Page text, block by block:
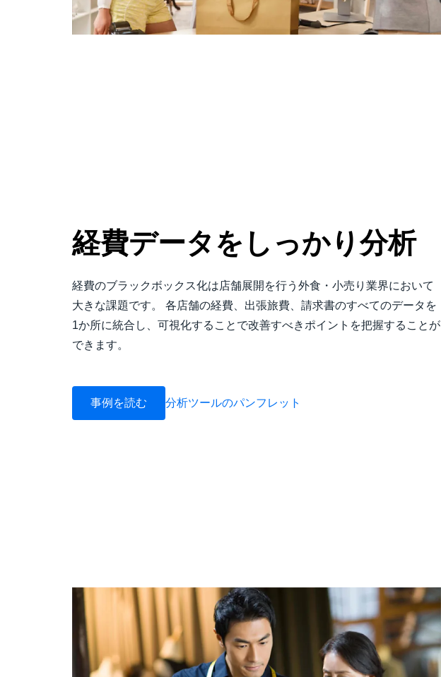
経費データをしっかり分析
経費のブラックボックス化は店舗展開を行う外食・小売り業界において
大きな課題です。 各店舗の経費、出張旅費、請求書のすべてのデータを
1か所に統合し、可視化することで改善すべきポイントを把握することが
できます。
事例を読む 分析ツールのパンフレット